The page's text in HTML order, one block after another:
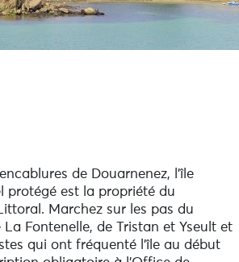
de Douarnenez, l'île
protégé est la propriété du
Marchez sur les pas du
Fontenelle, de Tristan et Yseult et
qui ont fréquenté l'île au début